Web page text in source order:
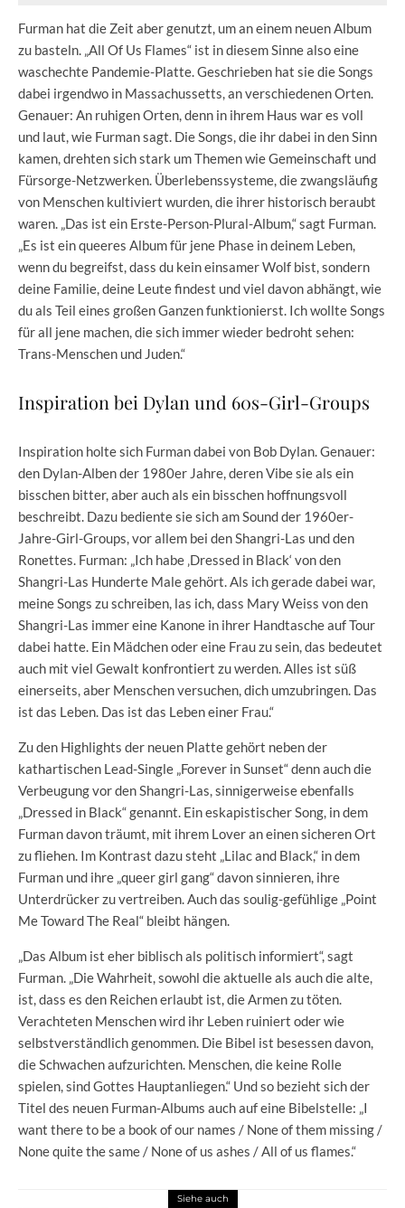
Furman hat die Zeit aber genutzt, um an einem neuen Album
zu basteln. „All Of Us Flames“ ist in diesem Sinne also eine
waschechte Pandemie-Platte. Geschrieben hat sie die Songs
dabei irgendwo in Massachussetts, an verschiedenen Orten.
Genauer: An ruhigen Orten, denn in ihrem Haus war es voll
und laut, wie Furman sagt. Die Songs, die ihr dabei in den Sinn
kamen, drehten sich stark um Themen wie Gemeinschaft und
Fürsorge-Netzwerken. Überlebenssysteme, die zwangsläufig
von Menschen kultiviert wurden, die ihrer historisch beraubt
waren. „Das ist ein Erste-Person-Plural-Album,“ sagt Furman.
„Es ist ein queeres Album für jene Phase in deinem Leben,
wenn du begreifst, dass du kein einsamer Wolf bist, sondern
deine Familie, deine Leute findest und viel davon abhängt, wie
du als Teil eines großen Ganzen funktionierst. Ich wollte Songs
für all jene machen, die sich immer wieder bedroht sehen:
Trans-Menschen und Juden.“
Inspiration bei Dylan und 60s-Girl-Groups
Inspiration holte sich Furman dabei von Bob Dylan. Genauer:
den Dylan-Alben der 1980er Jahre, deren Vibe sie als ein
bisschen bitter, aber auch als ein bisschen hoffnungsvoll
beschreibt. Dazu bediente sie sich am Sound der 1960er-
Jahre-Girl-Groups, vor allem bei den Shangri-Las und den
Ronettes. Furman: „Ich habe ‚Dressed in Black‘ von den
Shangri-Las Hunderte Male gehört. Als ich gerade dabei war,
meine Songs zu schreiben, las ich, dass Mary Weiss von den
Shangri-Las immer eine Kanone in ihrer Handtasche auf Tour
dabei hatte. Ein Mädchen oder eine Frau zu sein, das bedeutet
auch mit viel Gewalt konfrontiert zu werden. Alles ist süß
einerseits, aber Menschen versuchen, dich umzubringen. Das
ist das Leben. Das ist das Leben einer Frau.“
Zu den Highlights der neuen Platte gehört neben der
kathartischen Lead-Single „Forever in Sunset“ denn auch die
Verbeugung vor den Shangri-Las, sinnigerweise ebenfalls
„Dressed in Black“ genannt. Ein eskapistischer Song, in dem
Furman davon träumt, mit ihrem Lover an einen sicheren Ort
zu fliehen. Im Kontrast dazu steht „Lilac and Black,“ in dem
Furman und ihre „queer girl gang“ davon sinnieren, ihre
Unterdrücker zu vertreiben. Auch das soulig-gefühlige „Point
Me Toward The Real“ bleibt hängen.
„Das Album ist eher biblisch als politisch informiert“, sagt
Furman. „Die Wahrheit, sowohl die aktuelle als auch die alte,
ist, dass es den Reichen erlaubt ist, die Armen zu töten.
Verachteten Menschen wird ihr Leben ruiniert oder wie
selbstverständlich genommen. Die Bibel ist besessen davon,
die Schwachen aufzurichten. Menschen, die keine Rolle
spielen, sind Gottes Hauptanliegen.“ Und so bezieht sich der
Titel des neuen Furman-Albums auch auf eine Bibelstelle: „I
want there to be a book of our names / None of them missing /
None quite the same / None of us ashes / All of us flames.“
Siehe auch